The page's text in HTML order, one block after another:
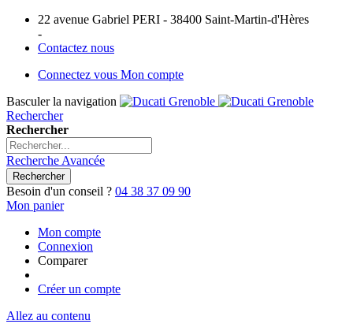
22 avenue Gabriel PERI - 38400 Saint-Martin-d'Hères
-
Contactez nous
Connectez vous Mon compte
Basculer la navigation
Rechercher
Rechercher
Recherche Avancée
Rechercher
Besoin d'un conseil ? 04 38 37 09 90
Mon panier
Mon compte
Connexion
Comparer
Créer un compte
Allez au contenu